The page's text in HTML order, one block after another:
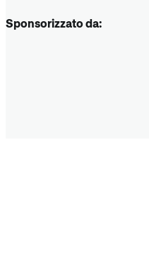
Sponsorizzato da: